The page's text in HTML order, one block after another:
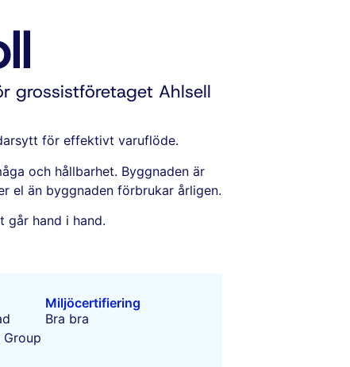
grossistföretaget Ahlsell
för effektivt varuflöde.
och hållbarhet. Byggnaden är
el än byggnaden förbrukar årligen.
går hand i hand.
Miljöcertifiering
Bra bra